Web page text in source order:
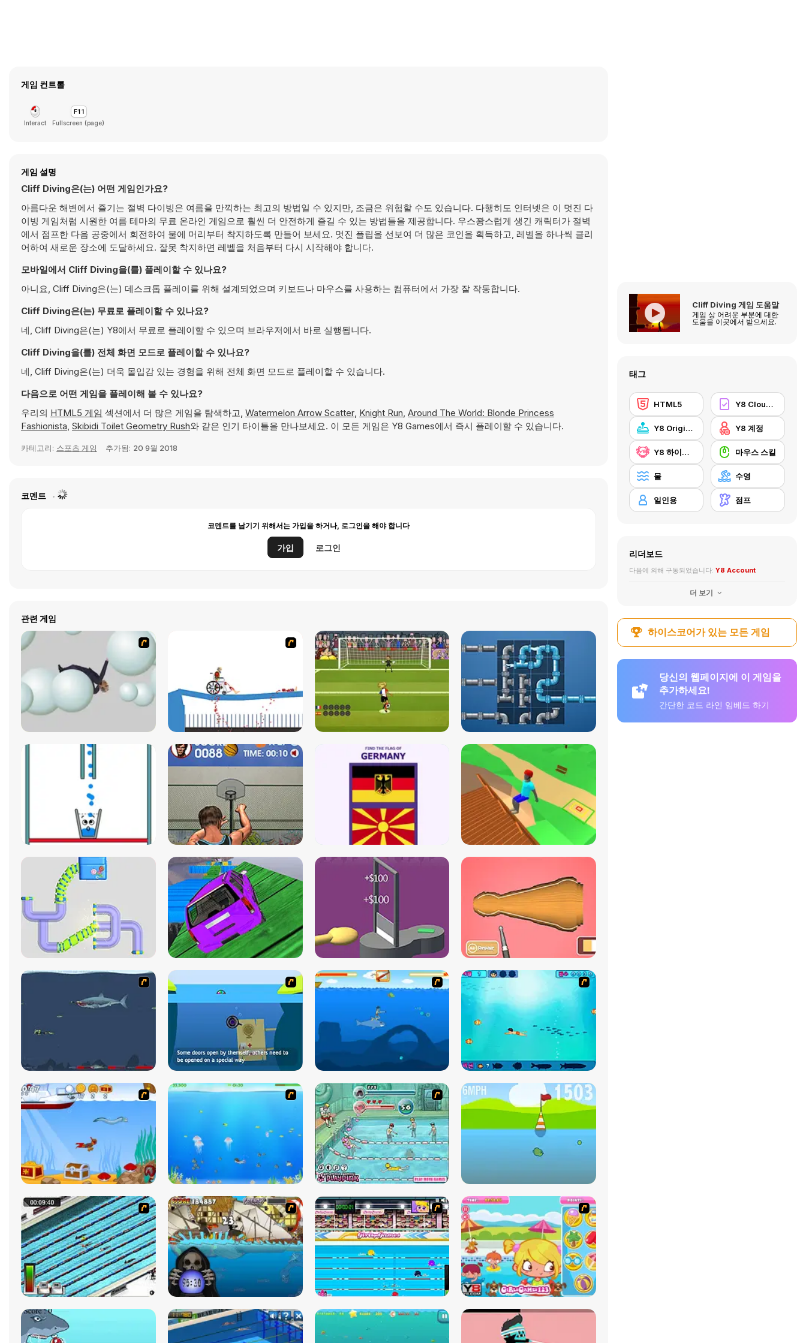
게임 컨트롤
Interact Fullscreen (page)
게임 설명
Cliff Diving은(는) 어떤 게임인가요?
아름다운 해변에서 즐기는 절벽 다이빙은 여름을 만끽하는 최고의 방법일 수 있지만, 조금은 위험할 수도 있습니다. 다행히도 인터넷은 이 멋진 다
이빙 게임처럼 시원한 여름 테마의 무료 온라인 게임으로 훨씬 더 안전하게 즐길 수 있는 방법들을 제공합니다. 우스꽝스럽게 생긴 캐릭터가 절벽
에서 점프한 다음 공중에서 회전하여 물에 머리부터 착지하도록 만들어 보세요. 멋진 플립을 선보여 더 많은 코인을 획득하고, 레벨을 하나씩 클리
어하여 새로운 장소에 도달하세요. 잘못 착지하면 레벨을 처음부터 다시 시작해야 합니다.
모바일에서 Cliff Diving을(를) 플레이할 수 있나요?
아니요, Cliff Diving은(는) 데스크톱 플레이를 위해 설계되었으며 키보드나 마우스를 사용하는 컴퓨터에서 가장 잘 작동합니다.
Cliff Diving은(는) 무료로 플레이할 수 있나요?
네, Cliff Diving은(는) Y8에서 무료로 플레이할 수 있으며 브라우저에서 바로 실행됩니다.
Cliff Diving을(를) 전체 화면 모드로 플레이할 수 있나요?
네, Cliff Diving은(는) 더욱 몰입감 있는 경험을 위해 전체 화면 모드로 플레이할 수 있습니다.
다음으로 어떤 게임을 플레이해 볼 수 있나요?
우리의 HTML5 게임 섹션에서 더 많은 게임을 탐색하고, Watermelon Arrow Scatter, Knight Run, Around The World: Blonde Princess
Fashionista, Skibidi Toilet Geometry Rush와 같은 인기 타이틀을 만나보세요. 이 모든 게임은 Y8 Games에서 즉시 플레이할 수 있습니다.
카테고리: 스포츠 게임 추가됨: 20 9월 2018
코멘트
코멘트를 남기기 위해서는 가입을 하거나, 로그인을 해야 합니다
가입 로그인
관련 게임
Cliff Diving 게임 도움말
게임 상 어려운 부분에 대한
도움을 이곳에서 받으세요.
태그
HTML5 Y8 Cloud Save
Y8 Originals Y8 계정
Y8 하이스코어 마우스 스킬
물 수영
일인용 점프
리더보드
다음에 의해 구동되었습니다: Y8 Account
더 보기
하이스코어가 있는 모든 게임
당신의 웹페이지에 이 게임을
추가하세요!
간단한 코드 라인 임베드 하기